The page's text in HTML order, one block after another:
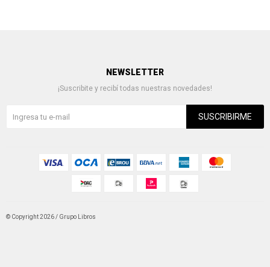
NEWSLETTER
¡Suscribite y recibí todas nuestras novedades!
SUSCRIBIRME
© Copyright 2026 / Grupo Libros